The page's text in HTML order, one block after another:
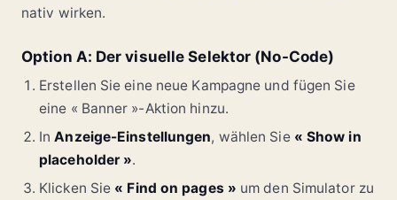
nativ wirken.
Option A: Der visuelle Selektor (No-Code)
Erstellen Sie eine neue Kampagne und fügen Sie
eine « Banner »-Aktion hinzu.
InAnzeige-Einstellungen, wählen Sie « Show in
placeholder ».
Klicken Sie « Find on pages » um den Simulator zu